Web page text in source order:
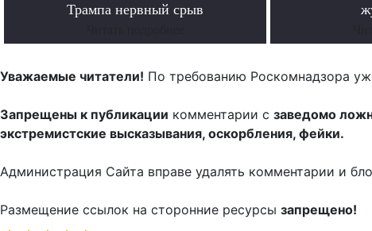
Трампа нервный срыв
Уважаемые читатели! По требованию Роскомнадзора
Запрещены к публикации комментарии с заведомо
экстремистские высказывания, оскорбления, фейки.
Администрация Сайта вправе удалять комментарии и
Размещение ссылок на сторонние ресурсы запрещено!